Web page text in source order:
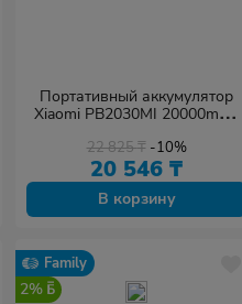
Портативный аккумулятор
Xiaomi PB2030MI 20000mAh
22 825₸ -10%
20 546 ₸
В корзину
Family
2%